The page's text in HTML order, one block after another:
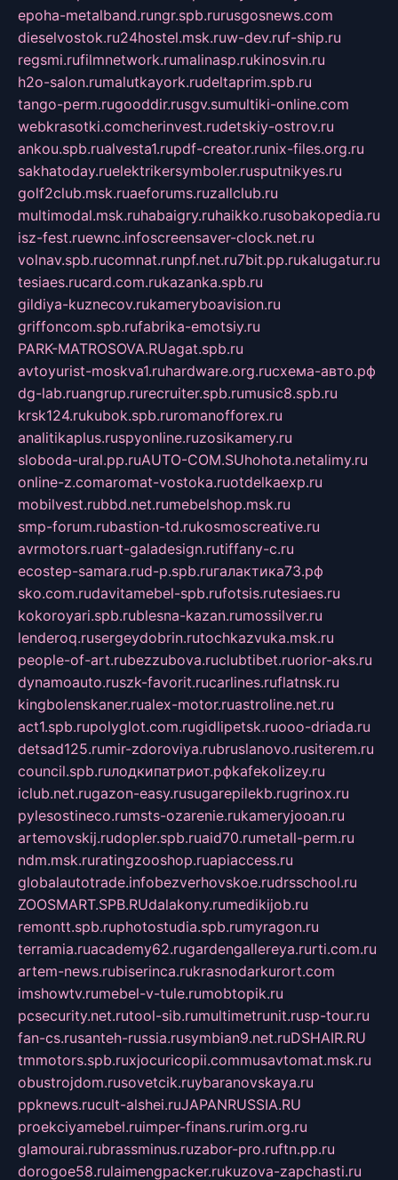
epoha-metalband.rungr.spb.rurusgosnews.com
dieselvostok.ru24hostel.msk.ruw-dev.ruf-ship.ru
regsmi.rufilmnetwork.rumalinasp.rukinosvin.ru
h2o-salon.rumalutkayork.rudeltaprim.spb.ru
tango-perm.rugooddir.rusgv.sumultiki-online.com
webkrasotki.comcherinvest.rudetskiy-ostrov.ru
ankou.spb.rualvesta1.rupdf-creator.runix-files.org.ru
sakhatoday.ruelektrikersymboler.rusputnikyes.ru
golf2club.msk.ruaeforums.ruzallclub.ru
multimodal.msk.ruhabaigry.ruhaikko.rusobakopedia.ru
isz-fest.ruewnc.infoscreensaver-clock.net.ru
volnav.spb.rucomnat.runpf.net.ru7bit.pp.rukalugatur.ru
tesiaes.rucard.com.rukazanka.spb.ru
gildiya-kuznecov.rukameryboavision.ru
griffoncom.spb.rufabrika-emotsiy.ru
PARK-MATROSOVA.RUagat.spb.ru
avtoyurist-moskva1.ruhardware.org.ruсхема-авто.рф
dg-lab.ruangrup.rurecruiter.spb.rumusic8.spb.ru
krsk124.rukubok.spb.ruromanofforex.ru
analitikaplus.ruspyonline.ruzosikamery.ru
sloboda-ural.pp.ruAUTO-COM.SUhohota.netalimy.ru
online-z.comaromat-vostoka.ruotdelkaexp.ru
mobilvest.rubbd.net.rumebelshop.msk.ru
smp-forum.rubastion-td.rukosmoscreative.ru
avrmotors.ruart-galadesign.rutiffany-c.ru
ecostep-samara.rud-p.spb.ruгалактика73.рф
sko.com.rudavitamebel-spb.rufotsis.rutesiaes.ru
kokoroyari.spb.rublesna-kazan.rumossilver.ru
lenderoq.rusergeydobrin.rutochkazvuka.msk.ru
people-of-art.rubezzubova.ruclubtibet.ruorior-aks.ru
dynamoauto.ruszk-favorit.rucarlines.ruflatnsk.ru
kingbolenskaner.rualex-motor.ruastroline.net.ru
act1.spb.rupolyglot.com.rugidlipetsk.ruooo-driada.ru
detsad125.rumir-zdoroviya.rubruslanovo.rusiterem.ru
council.spb.ruлодкипатриот.рфkafekolizey.ru
iclub.net.rugazon-easy.rusugarepilekb.rugrinox.ru
pylesostineco.rumsts-ozarenie.rukameryjooan.ru
artemovskij.rudopler.spb.ruaid70.rumetall-perm.ru
ndm.msk.ruratingzooshop.ruapiaccess.ru
globalautotrade.infobezverhovskoe.rudrsschool.ru
ZOOSMART.SPB.RUdalakony.rumedikijob.ru
remontt.spb.ruphotostudia.spb.rumyragon.ru
terramia.ruacademy62.rugardengallereya.rurti.com.ru
artem-news.rubiserinca.rukrasnodarkurort.com
imshowtv.rumebel-v-tule.rumobtopik.ru
pcsecurity.net.rutool-sib.rumultimetrunit.rusp-tour.ru
fan-cs.rusanteh-russia.rusymbian9.net.ruDSHAIR.RU
tmmotors.spb.ruxjocuricopii.commusavtomat.msk.ru
obustrojdom.rusovetcik.ruybaranovskaya.ru
ppknews.rucult-alshei.ruJAPANRUSSIA.RU
proekciyamebel.ruimper-finans.rurim.org.ru
glamourai.rubrassminus.ruzabor-pro.ruftn.pp.ru
dorogoe58.rulaimengpacker.rukuzova-zapchasti.ru